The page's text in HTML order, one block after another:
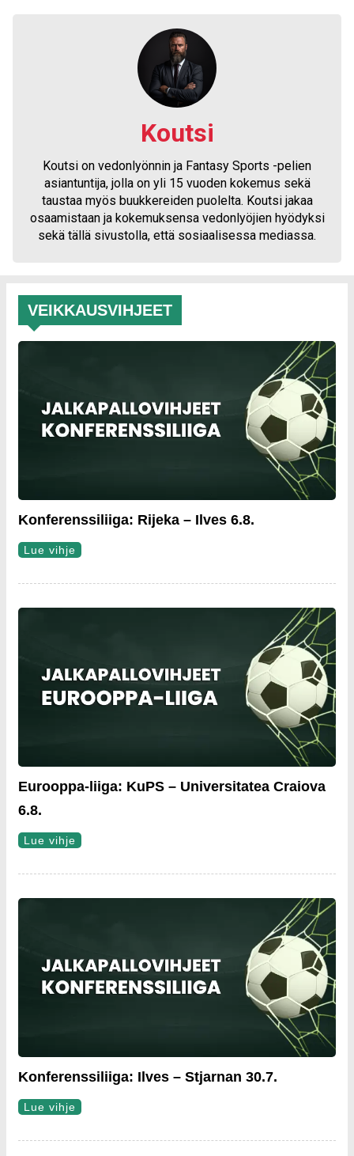
Koutsi
Koutsi on vedonlyönnin ja Fantasy Sports -pelien
asiantuntija, jolla on yli 15 vuoden kokemus sekä
taustaa myös buukkereiden puolelta. Koutsi jakaa
osaamistaan ja kokemuksensa vedonlyöjien hyödyksi
sekä tällä sivustolla, että sosiaalisessa mediassa.
VEIKKAUSVIHJEET
Konferenssiliiga: Rijeka – Ilves 6.8.
Lue vihje
Eurooppa-liiga: KuPS – Universitatea Craiova
6.8.
Lue vihje
Konferenssiliiga: Ilves – Stjarnan 30.7.
Lue vihje